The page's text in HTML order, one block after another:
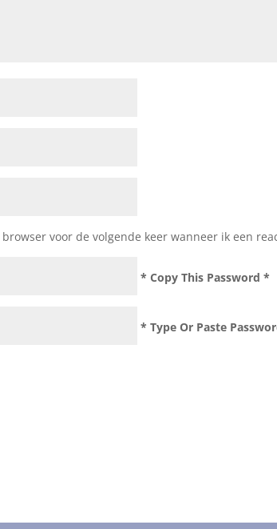
voor de volgende keer wanneer ik een
* Copy This Password *
* Type Or Paste